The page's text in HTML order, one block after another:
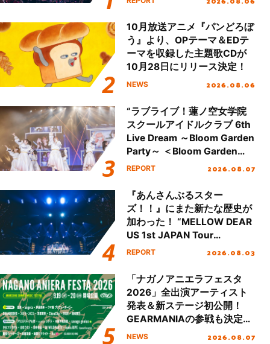
10月放送アニメ『パンどろぼ
う』より、OPテーマ＆EDテ
ーマを収録した主題歌CDが
10月28日にリリース決定！
NEWS 2026.08.06
“ラブライブ！蓮ノ空女学院
スクールアイドルクラブ 6th
Live Dream ～Bloom Garden
Party～ ＜Bloom Garden
Party Stage／埼玉公演＞”
REPORT 2026.08.07
『あんさんぶるスター
ズ！！』にまた新たな歴史が
加わった！ “MELLOW DEAR
US 1st JAPAN Tour
Final「NICE to meet YOU
ート!!
REPORT 2026.08.03
「ナガノアニエラフェスタ
2026」全出演アーティスト
発表＆新ステージ初公開！
GEARMANIAの参戦も決定
し、初となる第3ステージの
NEWS 2026.08.07